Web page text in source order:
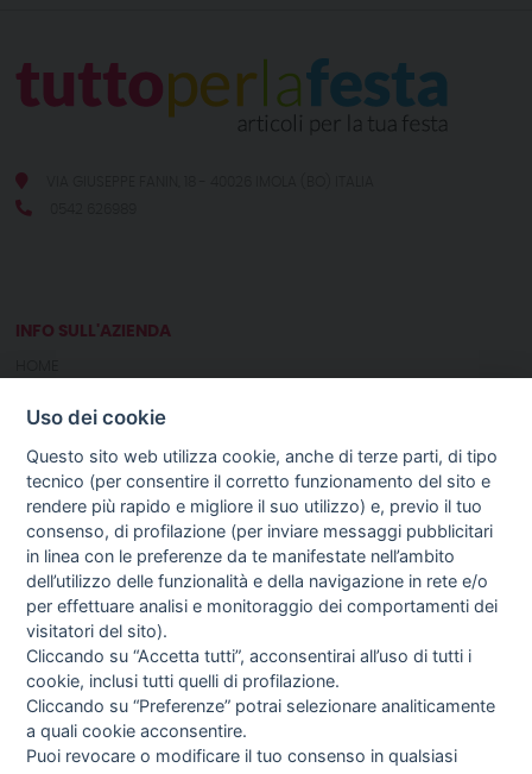
INFO SULL'AZIENDA
NOTIZIE
GUIDA AGLI ACQUISTI
PROCEDURA DI ACQUISTO
DIRITTO DI RECESSO
SPEDIZIONI E COSTI
TERMINI & CONDIZIONI
PRIVACY
COOKIE POLICY
PREFERENZE COOKIE
NEWSLETTER
Uso dei cookie
Questo sito web utilizza cookie, anche di terze parti, di tipo
tecnico (per consentire il corretto funzionamento del sito e
rendere più rapido e migliore il suo utilizzo) e, previo il tuo
consenso, di profilazione (per inviare messaggi pubblicitari
in linea con le preferenze da te manifestate nell’ambito
dell’utilizzo delle funzionalità e della navigazione in rete e/o
per effettuare analisi e monitoraggio dei comportamenti dei
visitatori del sito).
Cliccando su “Accetta tutti”, acconsentirai all’uso di tutti i
cookie, inclusi tutti quelli di profilazione.
Cliccando su “Preferenze” potrai selezionare analiticamente
a quali cookie acconsentire.
Puoi revocare o modificare il tuo consenso in qualsiasi